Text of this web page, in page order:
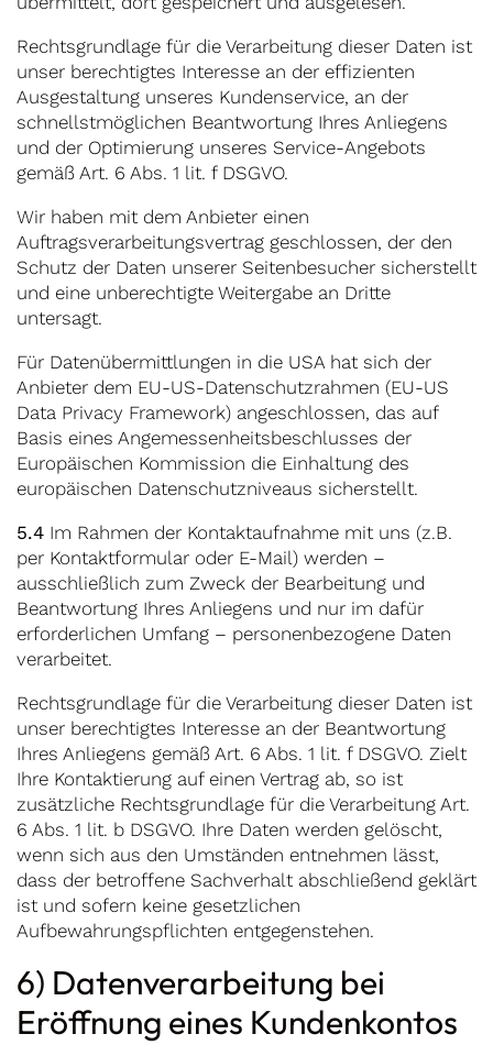
Rechtsgrundlage für die Verarbeitung dieser Daten ist
unser berechtigtes Interesse an der effizienten
Ausgestaltung unseres Kundenservice, an der
schnellstmöglichen Beantwortung Ihres Anliegens
und der Optimierung unseres Service-Angebots
gemäß Art. 6 Abs. 1 lit. f DSGVO.
Wir haben mit dem Anbieter einen
Auftragsverarbeitungsvertrag geschlossen, der den
Schutz der Daten unserer Seitenbesucher sicherstellt
und eine unberechtigte Weitergabe an Dritte
untersagt.
Für Datenübermittlungen in die USA hat sich der
Anbieter dem EU-US-Datenschutzrahmen (EU-US
Data Privacy Framework) angeschlossen, das auf
Basis eines Angemessenheitsbeschlusses der
Europäischen Kommission die Einhaltung des
europäischen Datenschutzniveaus sicherstellt.
5.4 Im Rahmen der Kontaktaufnahme mit uns (z.B.
per Kontaktformular oder E-Mail) werden –
ausschließlich zum Zweck der Bearbeitung und
Beantwortung Ihres Anliegens und nur im dafür
erforderlichen Umfang – personenbezogene Daten
verarbeitet.
Rechtsgrundlage für die Verarbeitung dieser Daten ist
unser berechtigtes Interesse an der Beantwortung
Ihres Anliegens gemäß Art. 6 Abs. 1 lit. f DSGVO. Zielt
Ihre Kontaktierung auf einen Vertrag ab, so ist
zusätzliche Rechtsgrundlage für die Verarbeitung Art.
6 Abs. 1 lit. b DSGVO. Ihre Daten werden gelöscht,
wenn sich aus den Umständen entnehmen lässt,
dass der betroffene Sachverhalt abschließend geklärt
ist und sofern keine gesetzlichen
Aufbewahrungspflichten entgegenstehen.
6) Datenverarbeitung bei
Eröffnung eines Kundenkontos